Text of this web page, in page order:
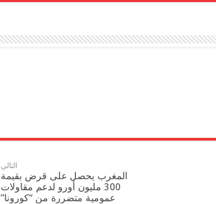
التالي
المغرب يحصل على قرض بقيمة
300 مليون أورو لدعم مقاولات
عمومية متضررة من “كورونا”